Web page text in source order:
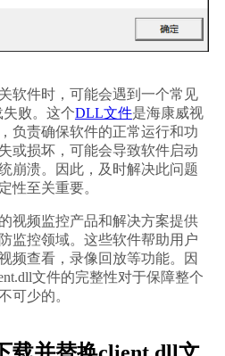
败。这个DLL文件是海康威视
负责确保软件的正常运行和功
或损坏，可能会导致软件启动
崩溃。因此，及时解决此问题
性至关重要。
监控领域。这些软件帮助用户
频查看，录像回放等功能。因
文件的完整性对于保障整个
可少的。